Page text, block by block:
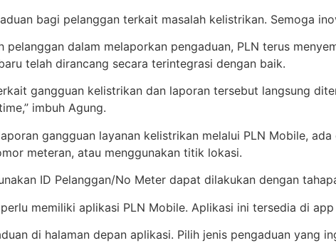
bagi pelanggan terkait masalah kelistrikan. Semoga
pelanggan dalam melaporkan pengaduan, PLN terus
telah dirancang secara terintegrasi dengan baik.
gangguan kelistrikan dan laporan tersebut langsung
imbuh Agung.
gangguan layanan kelistrikan melalui PLN Mobile,
meteran, atau menggunakan titik lokasi.
ID Pelanggan/No Meter dapat dilakukan dengan
memiliki aplikasi PLN Mobile. Aplikasi ini tersedia di
di halaman depan aplikasi. Pilih jenis pengaduan yang